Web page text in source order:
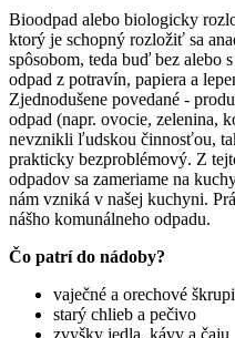
Bioodpad alebo biologicky
ktorý je schopný rozložiť sa
spôsobom, teda buď bez alebo
odpad z potravín, papiera a
Zjednodušene povedané -
odpad (napr. ovocie, zelenina,
nevznikli ľudskou činnosťou,
prakticky bezproblémový. Z
odpadov sa zameriame na
nám vzniká v našej kuchyni.
nášho komunálneho odpadu.
Čo patrí do nádoby?
vaječné a orechové
starý chlieb a pečivo
zvyšky jedla, kávy a čaju